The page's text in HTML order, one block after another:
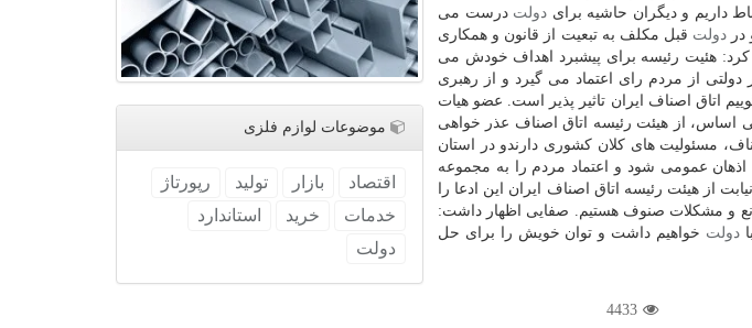
داریم و دیگران حاشیه برای دولت درست می
در دولت قبل مكلف به تبعیت از قانون و همكاری
هئیت رئیسه برای پیشبرد اهداف خودش می
از مردم رای اعتماد می گیرد و از رهبری
اتاق اصناف ایران تاثیر پذیر است. عضو هیات
اساس، از هیئت رئیسه اتاق اصناف عذر خواهی
مسئولیت های كلان كشوری دارندو در استان
عمومی شود و اعتماد مردم را به مجموعه
از هیئت رئیسه اتاق اصناف ایران این ادعا را
و مشكلات صنوف هستیم. صفایی اظهار داشت:
دولت خواهیم داشت و توان خویش را برای حل
4433
موضوعات لوازم فلزی
اقتصاد بازار تولید
رپورتاژ
خدمات
خرید
استاندارد
دولت